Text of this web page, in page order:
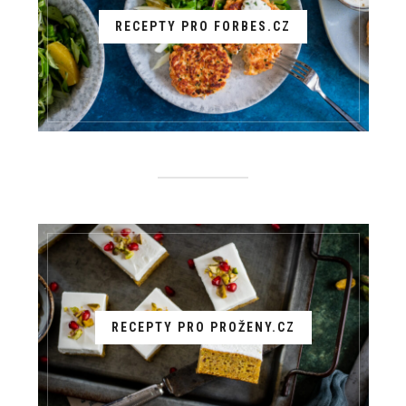
RECEPTY PRO FORBES.CZ
RECEPTY PRO PROŽENY.CZ